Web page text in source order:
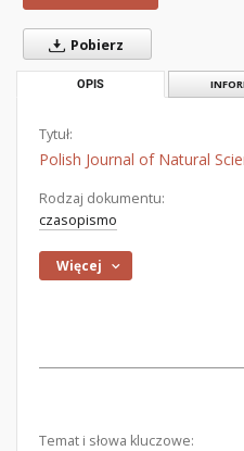
Pobierz
OPIS
Tytuł:
Polish Journal of Natural
Rodzaj dokumentu:
czasopismo
Więcej
Temat i słowa kluczowe: